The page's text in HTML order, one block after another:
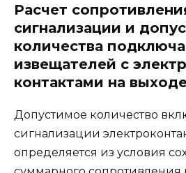
Расчет
сигнализации и
количества
извещателей с
контактами на
Допустимое количество
сигнализации
определяется из условия